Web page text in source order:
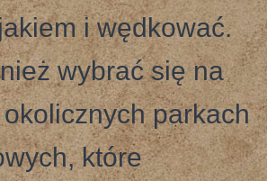
i wędkować.
wybrać się na
parkach
które